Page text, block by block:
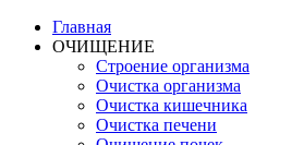
Главная
ОЧИЩЕНИЕ
Строение организма
Очистка организма
Очистка кишечника
Очистка печени